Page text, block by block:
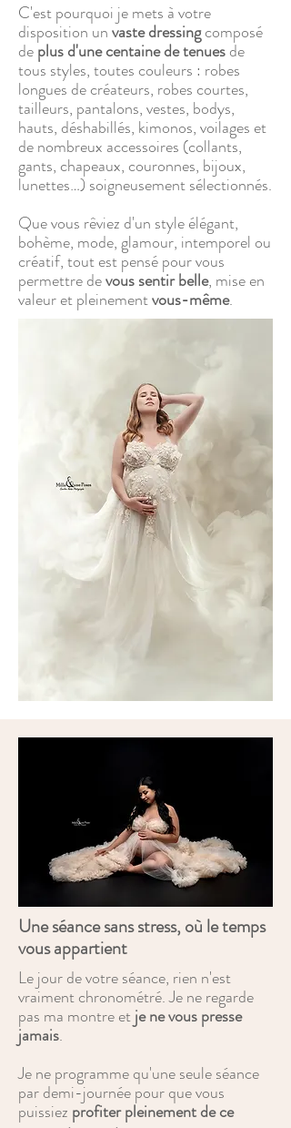
C'est pourquoi je mets à votre
disposition unvaste dressingcomposé
deplus d'une centaine de tenuesde
tous styles, toutes couleurs : robes
longues de créateurs, robes courtes,
tailleurs, pantalons, vestes, bodys,
hauts, déshabillés, kimonos, voilages et
de nombreux accessoires (collants,
gants, chapeaux, couronnes, bijoux,
lunettes…) soigneusement sélectionnés.
Que vous rêviez d'un style élégant,
bohème, mode, glamour, intemporel ou
créatif, tout est pensé pour vous
permettre devous sentir belle, mise en
valeur et pleinementvous-même.
Une séance sans stress, où le temps
vous appartient
Le jour de votre séance, rien n'est
vraiment chronométré. Je ne regarde
pas ma montre etje ne vous presse
jamais.
Je ne programme qu'une seule séance
par demi-journée pour que vous
puissiez profiter pleinement de ce